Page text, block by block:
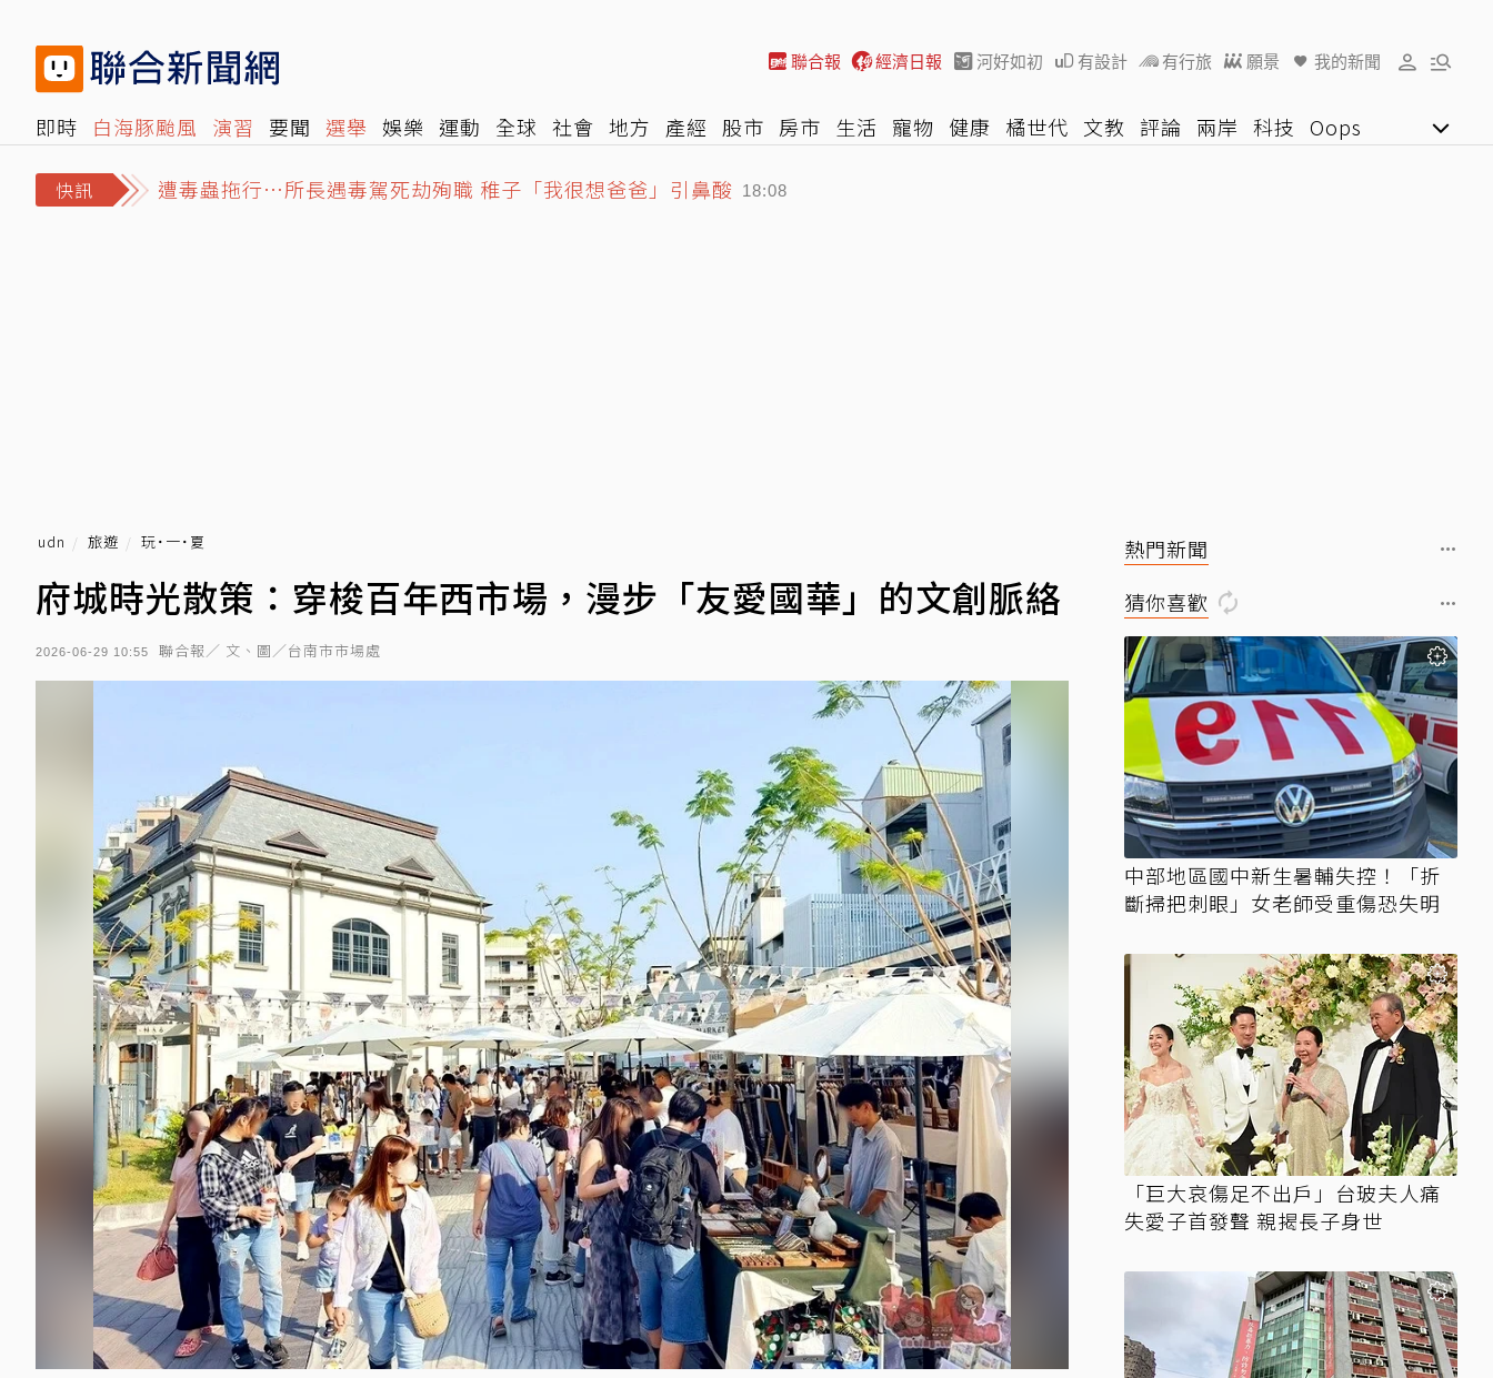
聯合報 經濟日報 河好如初 有設計 有行旅 願景 我的新聞
即時 白海豚颱風 演習 要聞 選舉 娛樂 運動 全球 社會 地方 產經 股市 房市 生活 寵物 健康 橘世代 文教 評論 兩岸 科技 Oops
快訊
遭毒蟲拖行…所長遇毒駕死劫殉職 稚子「我很想爸爸」引鼻酸
日職／孫易磊後援2局6打席、17球搞定 最速156公里飆2K 17:45
udn 旅遊 玩˙一˙夏
府城時光散策：穿梭百年西市場，漫步「友愛國華」的文創脈絡
2026-06-29 10:55 聯合報／ 文、圖／台南市市場處
熱門新聞
猜你喜歡
中部地區國中新生暑輔失控！「折
斷掃把刺眼」女老師受重傷恐失明
「巨大哀傷足不出戶」台玻夫人痛
失愛子首發聲 親揭長子身世